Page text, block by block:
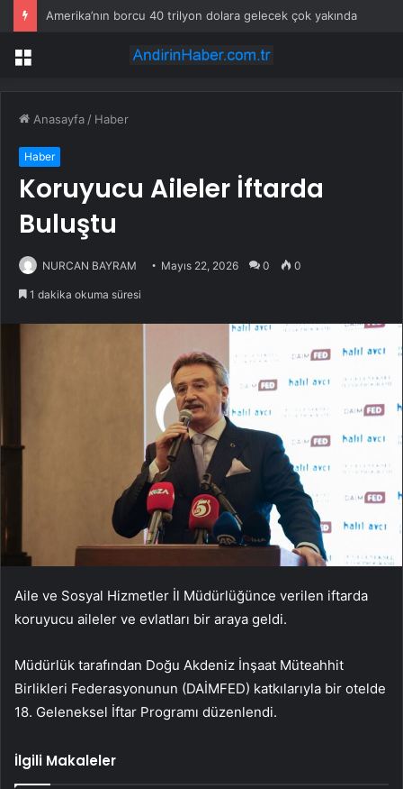
Amerika’nın borcu 40 trilyon dolara gelecek çok yakında
Menü
Anasayfa / Haber
Haber
Koruyucu Aileler İftarda
Buluştu
NURCAN BAYRAM Mayıs 22, 2026 0 0
1 dakika okuma süresi
Aile ve Sosyal Hizmetler İl Müdürlüğünce verilen iftarda
koruyucu aileler ve evlatları bir araya geldi.
Müdürlük tarafından Doğu Akdeniz İnşaat Müteahhit
Birlikleri Federasyonunun (DAİMFED) katkılarıyla bir otelde
18. Geleneksel İftar Programı düzenlendi.
İlgili Makaleler